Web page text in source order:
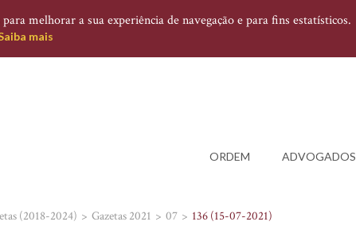
melhorar a sua experiência de navegação e para fins estatísticos.
mais
ORDEM ADVOGADOS
(2018-2024) Gazetas 2021 07 136 (15-07-2021)